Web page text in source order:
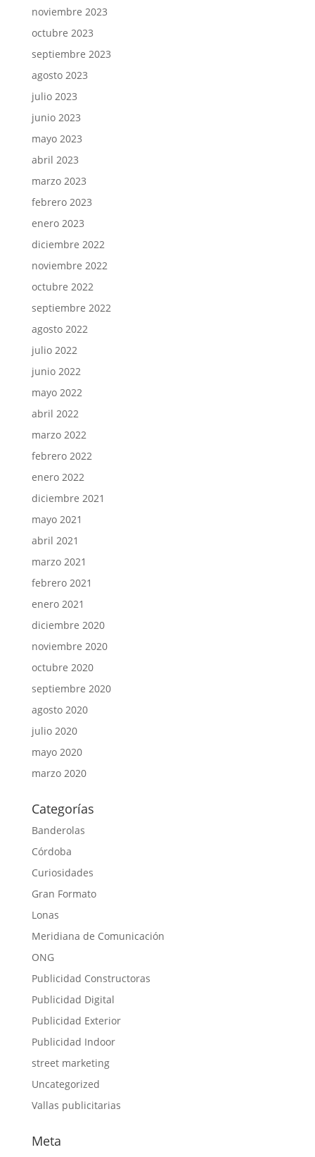
noviembre 2023
octubre 2023
septiembre 2023
agosto 2023
julio 2023
junio 2023
mayo 2023
abril 2023
marzo 2023
febrero 2023
enero 2023
diciembre 2022
noviembre 2022
octubre 2022
septiembre 2022
agosto 2022
julio 2022
junio 2022
mayo 2022
abril 2022
marzo 2022
febrero 2022
enero 2022
diciembre 2021
mayo 2021
abril 2021
marzo 2021
febrero 2021
enero 2021
diciembre 2020
noviembre 2020
octubre 2020
septiembre 2020
agosto 2020
julio 2020
mayo 2020
marzo 2020
Categorías
Banderolas
Córdoba
Curiosidades
Gran Formato
Lonas
Meridiana de Comunicación
ONG
Publicidad Constructoras
Publicidad Digital
Publicidad Exterior
Publicidad Indoor
street marketing
Uncategorized
Vallas publicitarias
Meta